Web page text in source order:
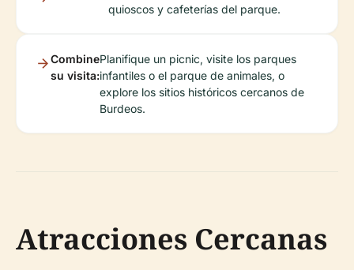
quioscos y cafeterías del parque.
Combine
su visita:
Planifique un picnic, visite los parques
infantiles o el parque de animales, o
explore los sitios históricos cercanos de
Burdeos.
Atracciones Cercanas